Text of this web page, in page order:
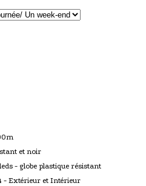
et noir
- globe plastique résistant
- Extérieur et Intérieur